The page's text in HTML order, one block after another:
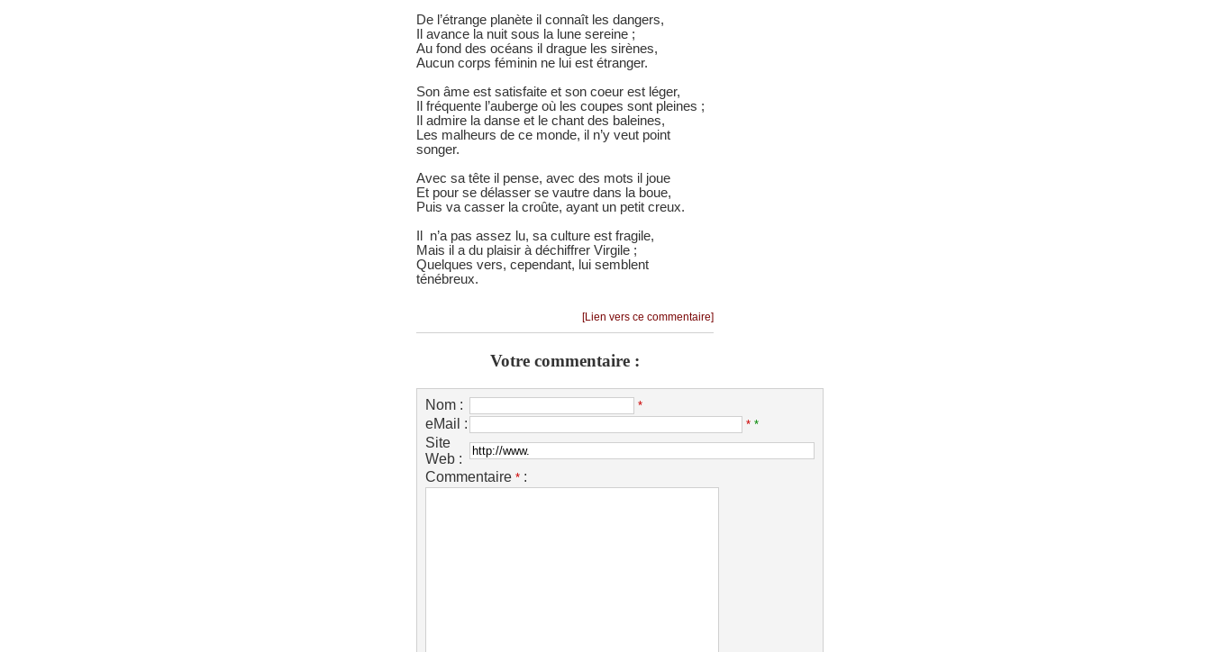
De l’étrange planète il connaît les dangers,
Il avance la nuit sous la lune sereine ;
Au fond des océans il drague les sirènes,
Aucun corps féminin ne lui est étranger.
Son âme est satisfaite et son coeur est léger,
Il fréquente l’auberge où les coupes sont pleines ;
Il admire la danse et le chant des baleines,
Les malheurs de ce monde, il n’y veut point
songer.
Avec sa tête il pense, avec des mots il joue
Et pour se délasser se vautre dans la boue,
Puis va casser la croûte, ayant un petit creux.
Il n’a pas assez lu, sa culture est fragile,
Mais il a du plaisir à déchiffrer Virgile ;
Quelques vers, cependant, lui semblent
ténébreux.
[Lien vers ce commentaire]
Votre commentaire :
Nom : *
eMail : * *
Site
Web :
Commentaire * :